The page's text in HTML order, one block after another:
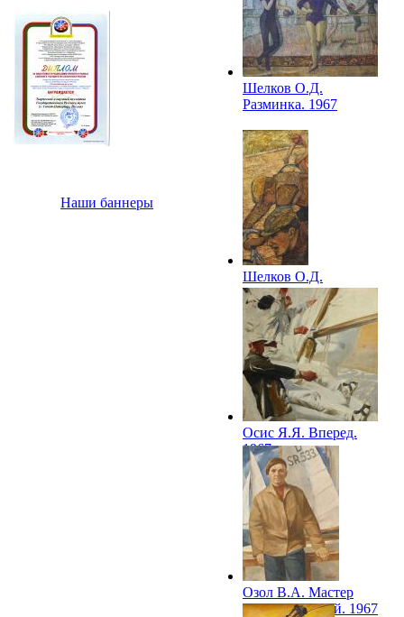
Наши баннеры
Шелков О.Д.
Разминка. 1967
Шелков О.Д.
Гонщики. 1967
Осис Я.Я. Вперед.
1967
Озол В.А. Мастер
спорта Канский. 1967